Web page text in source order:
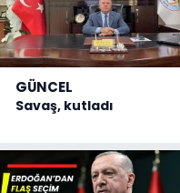
GÜNCEL
Savaş, kutladı